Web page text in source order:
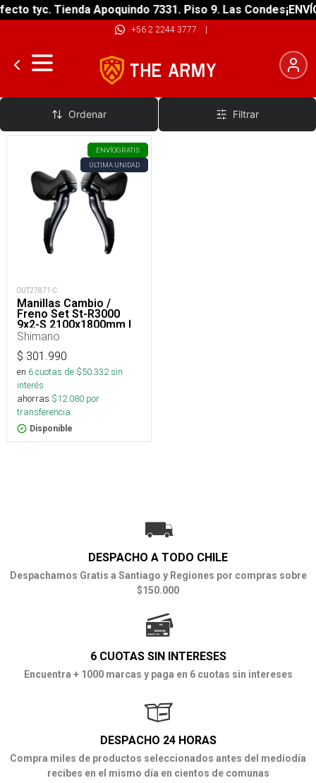
tyc. Tienda Apoquindo 7331. Piso 9. Las Condes
+56 2 2244 3777 |
Manillas de Frenos Ruta
Ordenar Filtrar
ENVÍOGRATIS
ÚLTIMA UNIDAD
OUT27871-C
Manillas Cambio /
Freno Set St-R3000
9x2-S 2100x1800mm I
Shimano
$ 301.990
en 6cuotas de $50.332sin
interés
ahorras $12.080 por
transferencia.
Disponible
DESPACHO A TODO CHILE
Despachamos Gratis a Santiago y Regiones por compras sobre
$150.000
6 CUOTAS SIN INTERESES
Encuentra + 1000 marcas y paga en 6 cuotas sin intereses
DESPACHO 24 HORAS
Compra miles de productos seleccionados antes del mediodía
recibes en el mismo día en cientos de comunas